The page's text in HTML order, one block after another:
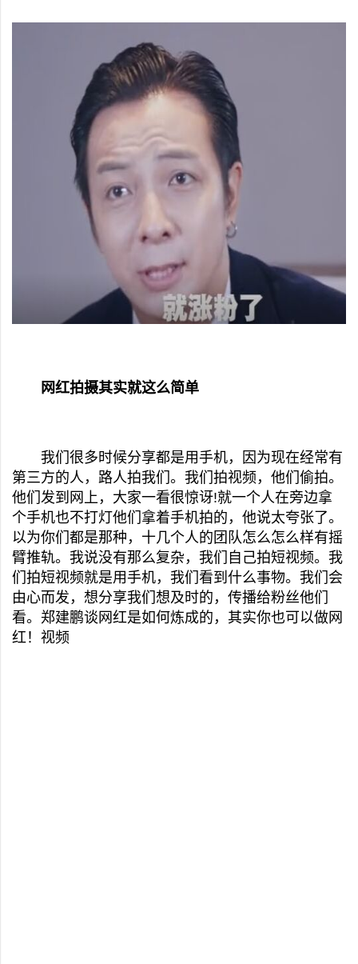
网红拍摄其实就这么简单
我们很多时候分享都是用手机，因为现在经常有
第三方的人，路人拍我们。我们拍视频，他们偷拍。
他们发到网上，大家一看很惊讶!就一个人在旁边拿
个手机也不打灯他们拿着手机拍的，他说太夸张了。
以为你们都是那种，十几个人的团队怎么怎么样有摇
臂推轨。我说没有那么复杂，我们自己拍短视频。我
们拍短视频就是用手机，我们看到什么事物。我们会
由心而发，想分享我们想及时的，传播给粉丝他们
看。郑建鹏谈网红是如何炼成的，其实你也可以做网
红！视频